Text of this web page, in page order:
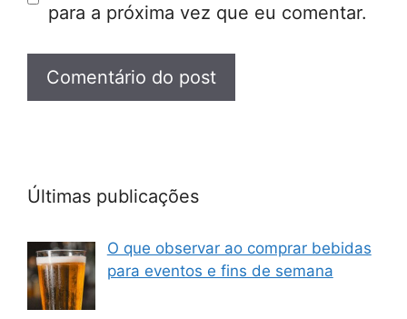
para a próxima vez que eu comentar.
Últimas publicações
O que observar ao comprar bebidas
para eventos e fins de semana